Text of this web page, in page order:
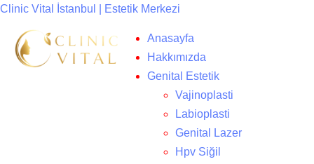
Clinic Vital İstanbul | Estetik Merkezi
Anasayfa
Hakkımızda
Genital Estetik
Vajinoplasti
Labioplasti
Genital Lazer
Hpv Siğil